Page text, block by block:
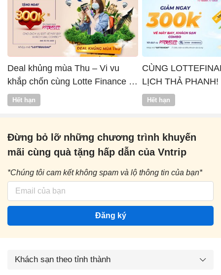
Deal khủng mùa Thu – Vi vu
khắp chốn cùng Lotte Finance x
Vntrip
Hết hạn
CÙNG
LỊCH THẢ PHANH!
Hết hạn
Đừng bỏ lỡ những chương trình khuyến
mãi cùng quà tặng hấp dẫn của Vntrip
*Chúng tôi cam kết không spam và lộ thông tin của bạn*
Đăng ký
Khách sạn theo tỉnh thành